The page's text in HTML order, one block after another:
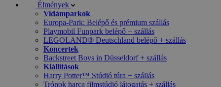
Élmények
Vidámparkok
Europa-Park: Belépő és prémium szállás
Playmobil Funpark belépő + szállás
LEGOLAND® Deutschland belépő + szállás
Koncertek
Backstreet Boys in Düsseldorf + szállás
Kiállítások
Harry Potter™ Stúdió túra + szállás
Trónok harca filmstúdió látogatás + szállás